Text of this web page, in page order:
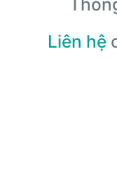
Liên hệ